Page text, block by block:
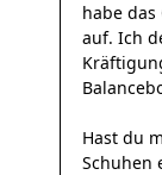
habe
auf. Ich
Hast du
Schuhen